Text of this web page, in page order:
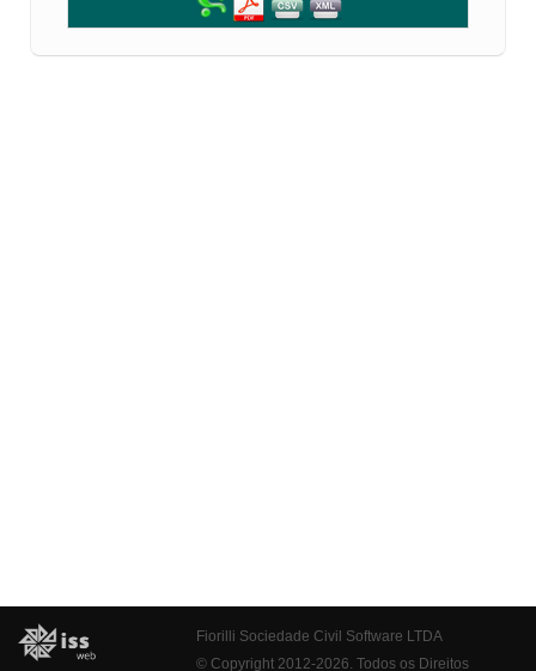
Fiorilli Sociedade Civil Software LTDA
© Copyright 2012-2026. Todos os Direitos